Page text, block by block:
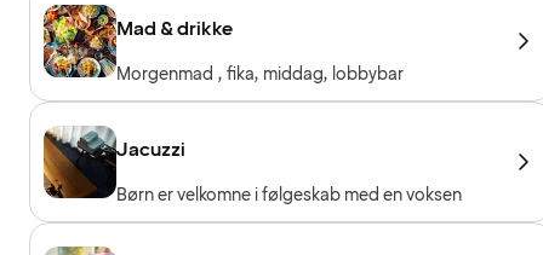
Mad & drikke
Morgenmad , fika, middag, lobbybar
Jacuzzi
Børn er velkomne i følgeskab med en voksen